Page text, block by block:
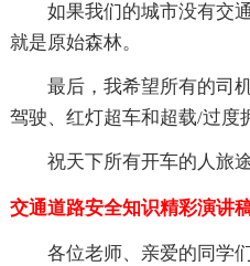
如果我们的城市没有交
就是原始森林。
最后，我希望所有的司
驾驶、红灯超车和超载/过度
祝天下所有开车的人旅
交通道路安全知识精彩演讲
各位老师、亲爱的同学们